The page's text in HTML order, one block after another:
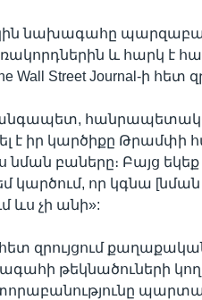
նախագահը
և հարկ է
Wall Street Journal-ի հետ
է իր կարծիքը Թրամփի
նման բաները։ Բայց
կարծում, որ կգնա [նման
ևս չի անի»:
զրույցում
թեկնածուների